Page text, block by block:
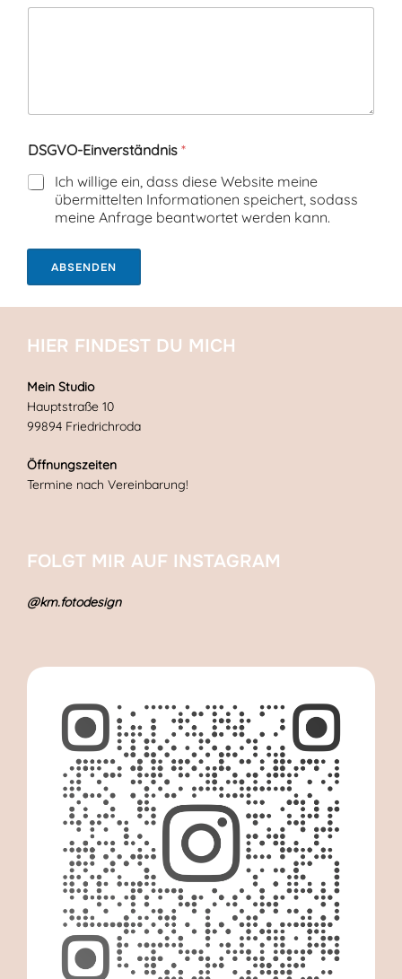
DSGVO-Einverständnis *
Ich willige ein, dass diese Website meine
übermittelten Informationen speichert, sodass
meine Anfrage beantwortet werden kann.
ABSENDEN
HIER FINDEST DU MICH
Mein Studio
Hauptstraße 10
99894 Friedrichroda
Öffnungszeiten
Termine nach Vereinbarung!
FOLGT MIR AUF INSTAGRAM
@km.fotodesign